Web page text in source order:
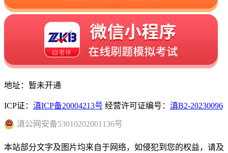
地址：暂未开通
ICP证： 滇ICP备20004213号 经营许可证编号： 滇B2-20230096
滇公网安备53010202001136号
本站部分文字及图片均来自于网络，如侵犯到您的权益，请及